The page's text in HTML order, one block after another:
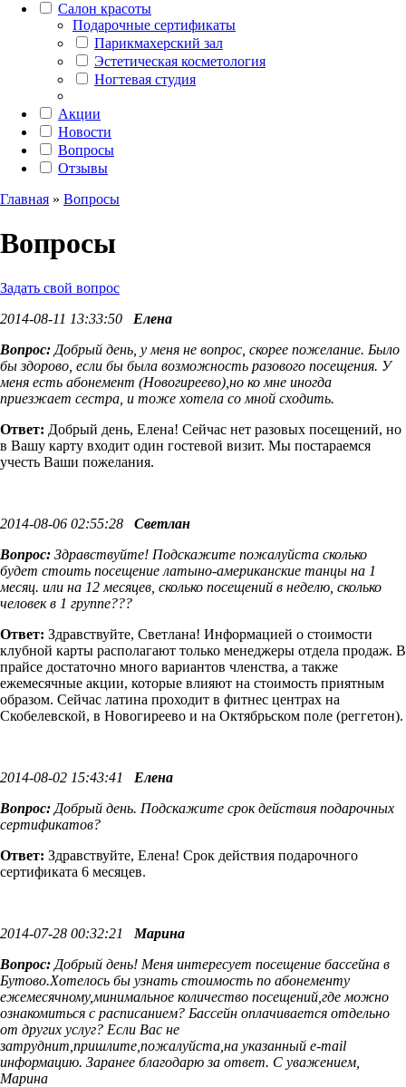
Салон красоты
Подарочные сертификаты
Парикмахерский зал
Эстетическая косметология
Ногтевая студия
Акции
Новости
Вопросы
Отзывы
Главная » Вопросы
Вопросы
Задать свой вопрос
2014-08-11 13:33:50 Елена
Вопрос: Добрый день, у меня не вопрос, скорее пожелание. Было
бы здорово, если бы была возможность разового посещения. У
меня есть абонемент (Новогиреево),но ко мне иногда
приезжает сестра, и тоже хотела со мной сходить.
Ответ: Добрый день, Елена! Сейчас нет разовых посещений, но
в Вашу карту входит один гостевой визит. Мы постараемся
учесть Ваши пожелания.
2014-08-06 02:55:28 Светлан
Вопрос: Здравствуйте! Подскажите пожалуйста сколько
будет стоить посещение латыно-американские танцы на 1
месяц. или на 12 месяцев, сколько посещений в неделю, сколько
человек в 1 группе???
Ответ: Здравствуйте, Светлана! Информацией о стоимости
клубной карты располагают только менеджеры отдела продаж. В
прайсе достаточно много вариантов членства, а также
ежемесячные акции, которые влияют на стоимость приятным
образом. Сейчас латина проходит в фитнес центрах на
Скобелевской, в Новогиреево и на Октябрьском поле (реггетон).
2014-08-02 15:43:41 Елена
Вопрос: Добрый день. Подскажите срок действия подарочных
сертификатов?
Ответ: Здравствуйте, Елена! Срок действия подарочного
сертификата 6 месяцев.
2014-07-28 00:32:21 Марина
Вопрос: Добрый день! Меня интересует посещение бассейна в
Бутово.Хотелось бы узнать стоимость по абонементу
ежемесячному,минимальное количество посещений,где можно
ознакомиться с расписанием? Бассейн оплачивается отдельно
от других услуг? Если Вас не
затруднит,пришлите,пожалуйста,на указанный e-mail
информацию. Заранее благодарю за ответ. С уважением,
Марина